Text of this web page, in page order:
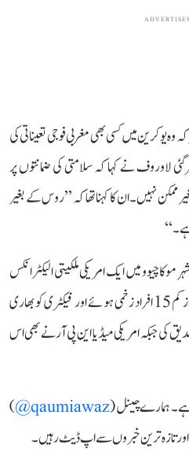
یوکرین میں کسی بھی مغربی فوجی تعیناتی کی
لاوروف نے کہا کہ سلامتی کی ضمانتوں پر
نہیں۔ ان کا کہنا تھا کہ ’’روس کے بغیر
میں ایک امریکی ملکیتی الیکٹرانکس
فیکٹری پر میزائل حملہ کیا۔ حملے میں کم از کم 15 افراد زخمی ہوئے اور فیکٹری کو بھاری
کی جبکہ امریکی میڈیا این پی آر نے بھی اس
ہے۔ ہمارے چینل (qaumiawaz@
)
تازہ ترین خبروں سے اپ ڈیٹ رہیں۔